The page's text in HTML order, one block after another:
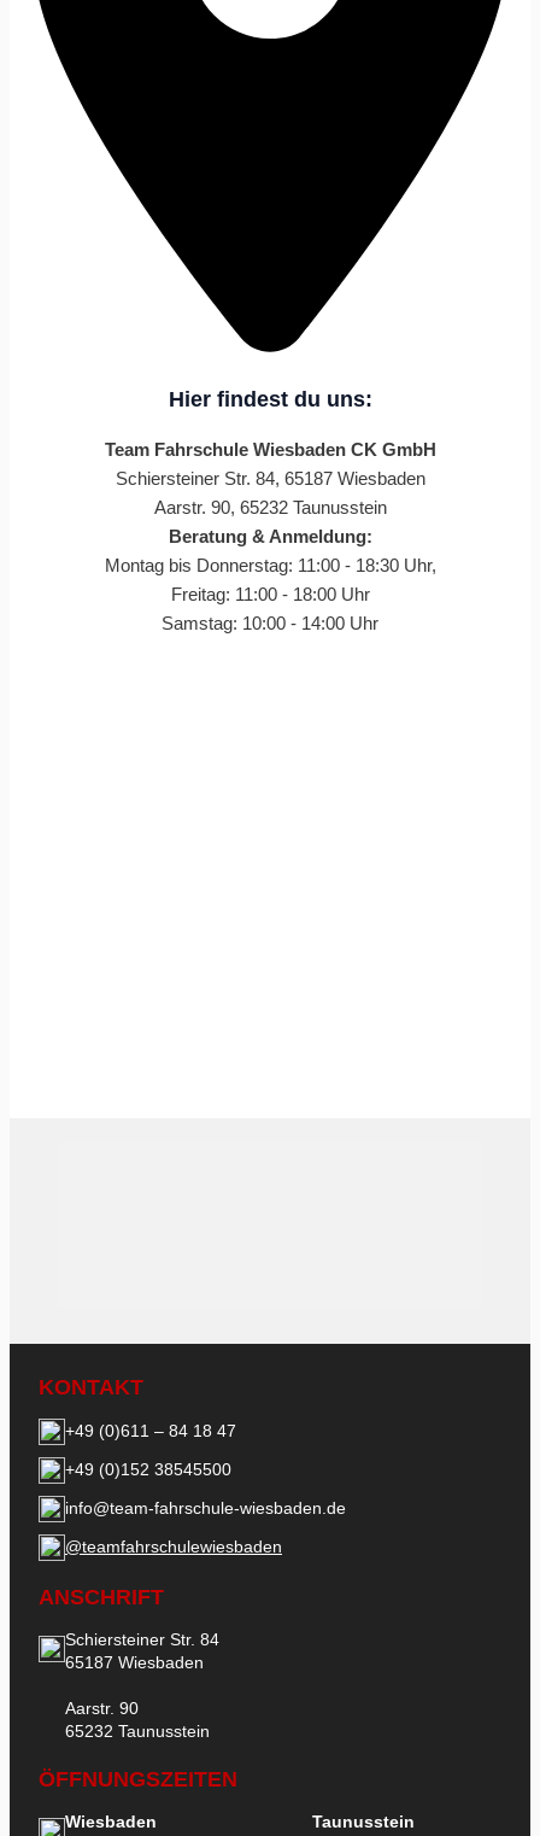
Hier findest du uns:
Team Fahrschule Wiesbaden CK GmbH
Schiersteiner Str. 84, 65187 Wiesbaden
Aarstr. 90, 65232 Taunusstein
Beratung & Anmeldung:
Montag bis Donnerstag: 11:00 - 18:30 Uhr,
Freitag: 11:00 - 18:00 Uhr
Samstag: 10:00 - 14:00 Uhr
KONTAKT
+49 (0)611 – 84 18 47
+49 (0)152 38545500
info@team-fahrschule-wiesbaden.de
@teamfahrschulewiesbaden
ANSCHRIFT
Schiersteiner Str. 84
65187 Wiesbaden
Aarstr. 90
65232 Taunusstein
ÖFFNUNGSZEITEN
Wiesbaden
Taunusstein